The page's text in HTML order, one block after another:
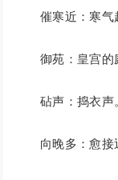
催寒近：寒气越
御苑：皇宫的庭
砧声：捣衣声
向晚多：愈接